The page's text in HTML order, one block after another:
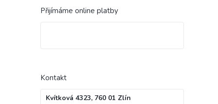
Přijímáme online platby
Kontakt
Kvítková 4323, 760 01 Zlín